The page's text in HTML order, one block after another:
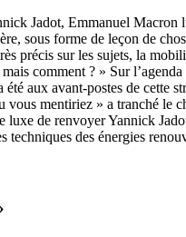
Jadot, Emmanuel Macron
ère, sous forme de leçon de
ès précis sur les sujets, la
comment ? » Sur
aux avant-postes de cette
vous mentiriez » a tranché le
luxe de renvoyer Yannick
techniques des énergies